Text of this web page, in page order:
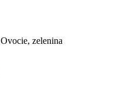
Ovocie, zelenina